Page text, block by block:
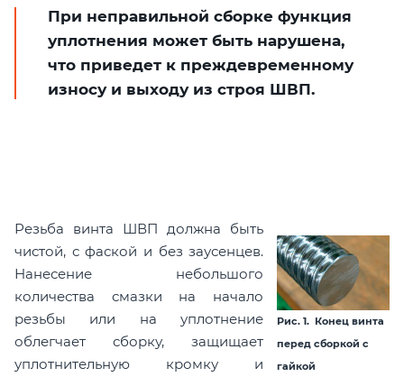
При неправильной сборке функция
уплотнения может быть нарушена,
что приведет к преждевременному
износу и выходу из строя ШВП.
Резьба винта ШВП должна быть
чистой, с фаской и без заусенцев.
Нанесение небольшого
количества смазки на начало
резьбы или на уплотнение
облегчает сборку, защищает
уплотнительную кромку и
Рис. 1. Конец винта
перед сборкой с
гайкой